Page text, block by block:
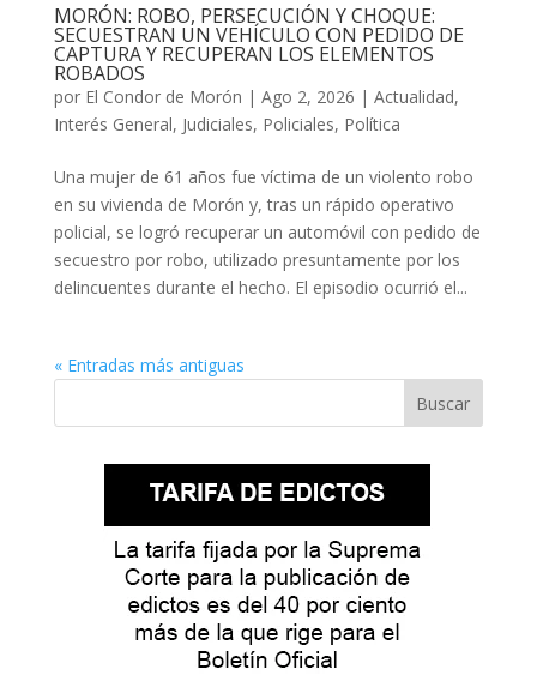
MORÓN: ROBO, PERSECUCIÓN Y CHOQUE:
SECUESTRAN UN VEHÍCULO CON PEDIDO DE
CAPTURA Y RECUPERAN LOS ELEMENTOS
ROBADOS
por El Condor de Morón | Ago 2, 2026 | Actualidad,
Interés General, Judiciales, Policiales, Política
Una mujer de 61 años fue víctima de un violento robo
en su vivienda de Morón y, tras un rápido operativo
policial, se logró recuperar un automóvil con pedido de
secuestro por robo, utilizado presuntamente por los
delincuentes durante el hecho. El episodio ocurrió el...
« Entradas más antiguas
Buscar